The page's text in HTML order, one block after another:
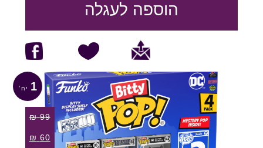
הוספה לעגלה
1
99
₪
60
₪